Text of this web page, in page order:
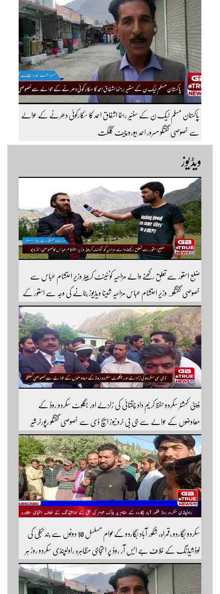
پاکستان مسلم لیک ن کے سنئیر رہنما اشفاق احمد کا سکارکوئی دھرنے کے حوالے
سے خصوصی گفتگو مسرور احمد بیورو چیف گلگت
ویڈیوز
ضلع استور سے تعلق رکھنے والے مزاحیہ کونٹینٹ کرییٹر وزیر احتشام عباس سے
خصوصی گفتگو۔ وزیر احتشام عباس مزاحیہ شینا ویڈیوز بنانے کی وجہ سے استور کے
اندر کافی مشہور ہیں مزید اچھی اچھی ویڈیوز دیکھنے کے لئے ہمارے یوٹیوب چینل کو
سبسکرائب کریں
ڈپٹی کمشنر سکردو حفظ کریم داد چقتائی کی زلزلے اور جگلوٹ سکردو روڈ کے
معاوضوں کے حوالے سے جی بی ٹرو نیوز ایچ ڈی سے خصوصی گفتگو رپورٹر شیر
افضل روندو
سکردو بگاردو ،قمراہ، شکور آباد بگاردو کےعوام مسلسل 10 دونوں سے بند بجلی کی
لوڈشیڈنگ کے خلاف جے ایس آر روڈ پر احتجاجی مظاہرہ راولپنڈی سکردو روڑ ہر
قسم کی ٹریفک کے لئے بند۔۔ مزید اپڈیٹس کے لیے ہمارے یوٹیوب چینل کو
سبسکرائب کریں